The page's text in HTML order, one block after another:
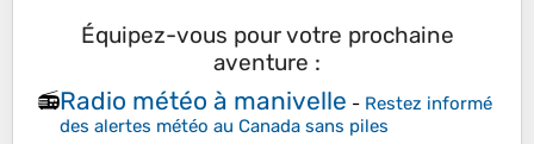
Équipez-vous pour votre prochaine
aventure :
📻Radio météo à manivelle - Restez informé
des alertes météo au Canada sans piles